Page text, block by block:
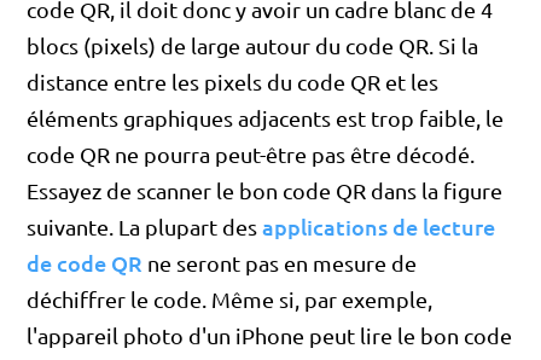
code QR, il doit donc y avoir un cadre blanc de 4
blocs (pixels) de large autour du code QR. Si la
distance entre les pixels du code QR et les
éléments graphiques adjacents est trop faible, le
code QR ne pourra peut-être pas être décodé.
Essayez de scanner le bon code QR dans la figure
suivante. La plupart desapplications de lecture
de code QR ne seront pas en mesure de
déchiffrer le code. Même si, par exemple,
l'appareil photo d'un iPhone peut lire le bon code